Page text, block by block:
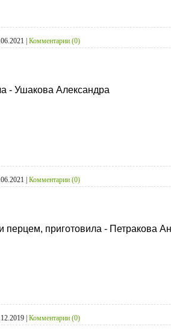
| Комментарии (0)
- Ушакова Александра
| Комментарии (0)
перцем, приготовила - Петракова
| Комментарии (0)